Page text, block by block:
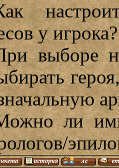
у игрока?
выборе
ли